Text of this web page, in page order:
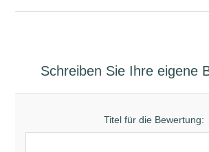
Schreiben Sie Ihre eigene
Titel für die Bewertung: